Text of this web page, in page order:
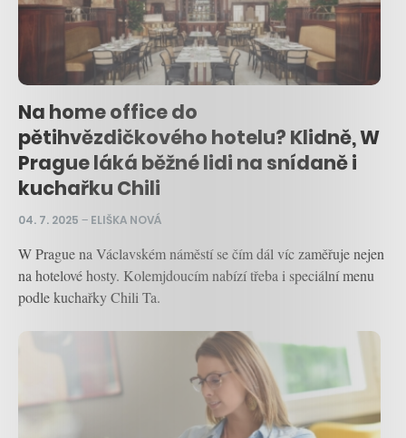
Na home office do
pětihvězdičkového hotelu? Klidně, W
Prague láká běžné lidi na snídaně i
kuchařku Chili
04. 7. 2025 – ELIŠKA NOVÁ
W Prague na Václavském náměstí se čím dál víc zaměřuje nejen
na hotelové hosty. Kolemjdoucím nabízí třeba i speciální menu
podle kuchařky Chili Ta.